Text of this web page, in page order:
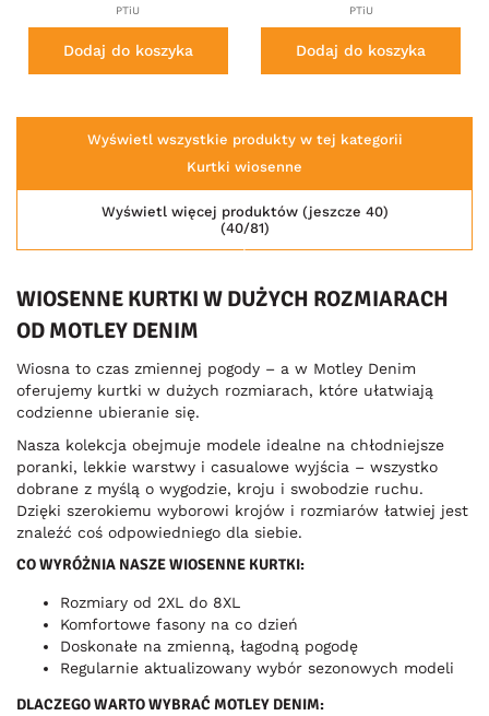
PTiU
Dodaj do koszyka
PTiU
Dodaj do koszyka
Wyświetl wszystkie produkty w tej kategorii
Kurtki wiosenne
(40/81)
Wyświetl więcej produktów (jeszcze 40)
WIOSENNE KURTKI W DUŻYCH ROZMIARACH
OD MOTLEY DENIM
Wiosna to czas zmiennej pogody – a w Motley Denim
oferujemy kurtki w dużych rozmiarach, które ułatwiają
codzienne ubieranie się.
Nasza kolekcja obejmuje modele idealne na chłodniejsze
poranki, lekkie warstwy i casualowe wyjścia – wszystko
dobrane z myślą o wygodzie, kroju i swobodzie ruchu.
Dzięki szerokiemu wyborowi krojów i rozmiarów łatwiej jest
znaleźć coś odpowiedniego dla siebie.
CO WYRÓŻNIA NASZE WIOSENNE KURTKI:
Rozmiary od 2XL do 8XL
Komfortowe fasony na co dzień
Doskonałe na zmienną, łagodną pogodę
Regularnie aktualizowany wybór sezonowych modeli
DLACZEGO WARTO WYBRAĆ MOTLEY DENIM: